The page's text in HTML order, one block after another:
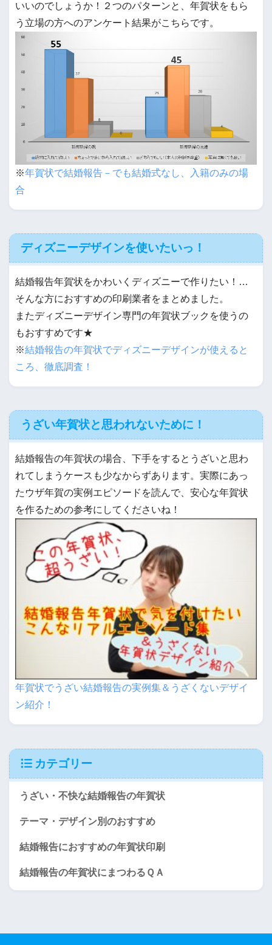
いいのでしょうか！２つのパターンと、年賀状をもら
う立場の方へのアンケート結果がこちらです。
※年賀状で結婚報告－でも結婚式なし、入籍のみの場
合
ディズニーデザインを使いたいっ！
結婚報告年賀状をかわいくディズニーで作りたい！…
そんな方におすすめの印刷業者をまとめました。
またディズニーデザイン専門の年賀状ブックを使うの
もおすすめです★
※結婚報告の年賀状でディズニーデザインが使えると
ころ、徹底調査！
うざい年賀状と思われないために！
結婚報告の年賀状の場合、下手をするとうざいと思わ
れてしまうケースも少なからずあります。実際にあっ
たウザ年賀の実例エピソードを読んで、安心な年賀状
を作るための参考にしてくださいね！
年賀状でうざい結婚報告の実例集＆うざくないデザイ
ン紹介！
カテゴリー
うざい・不快な結婚報告の年賀状
テーマ・デザイン別のおすすめ
結婚報告におすすめの年賀状印刷
結婚報告の年賀状にまつわるＱＡ